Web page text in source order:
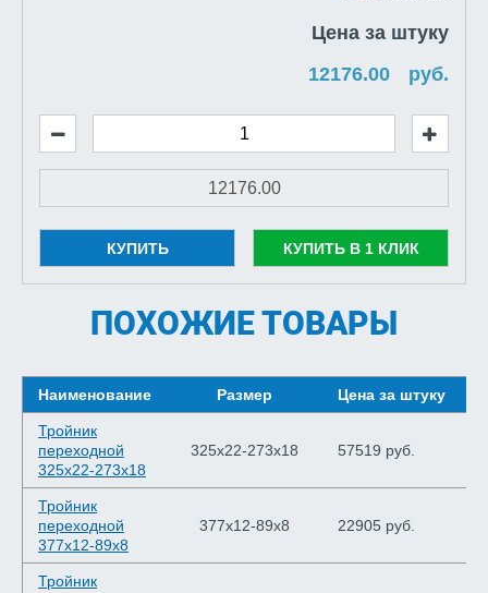
Цена за штуку
руб.
КУПИТЬ КУПИТЬ В 1 КЛИК
ПОХОЖИЕ ТОВАРЫ
Наименование Размер Цена за штуку
Тройник
переходной
325х22-273х18
325х22-273х18 57519 руб.
Тройник
переходной
377х12-89х8
377х12-89х8 22905 руб.
Тройник